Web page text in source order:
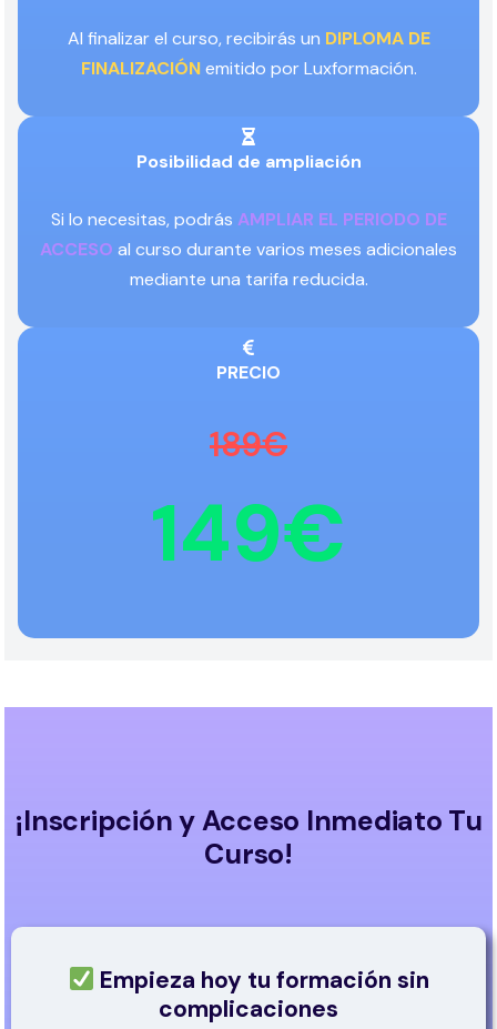
Al finalizar el curso, recibirás un DIPLOMA DE
FINALIZACIÓNemitido por Luxformación.
Posibilidad de ampliación
Si lo necesitas, podrás AMPLIAR EL PERIODO DE
ACCESO al curso durante varios meses adicionales
mediante una tarifa reducida.
PRECIO
189€
149€
¡Inscripción y Acceso Inmediato Tu
Curso!
Empieza hoy tu formación sin
complicaciones